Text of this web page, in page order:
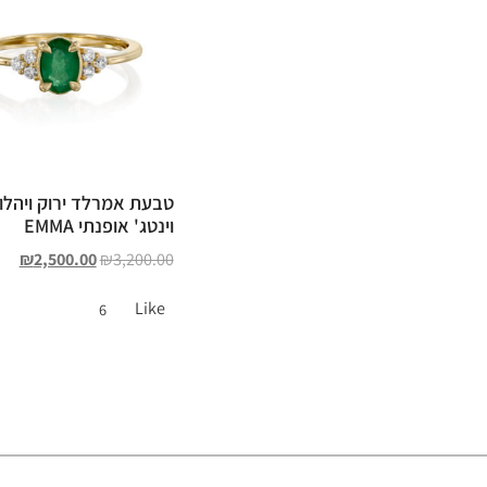
טבעת אמרלד ירוק
וינטג' אופנתי EMMA
₪3,200.00
₪2,500.00
Like
6